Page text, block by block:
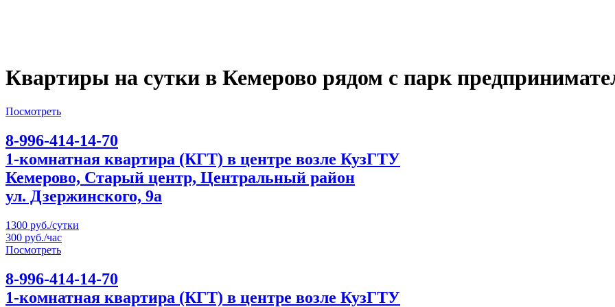
Квартиры на сутки в Кемерово рядом с парк
Посмотреть
8-996-414-14-70
1-комнатная квартира (КГТ) в центре возле КузГТУ
Кемерово, Старый центр, Центральный район
ул. Дзержинского, 9а
1300 руб./сутки
300 руб./час
Посмотреть
8-996-414-14-70
1-комнатная квартира (КГТ) в центре возле КузГТУ